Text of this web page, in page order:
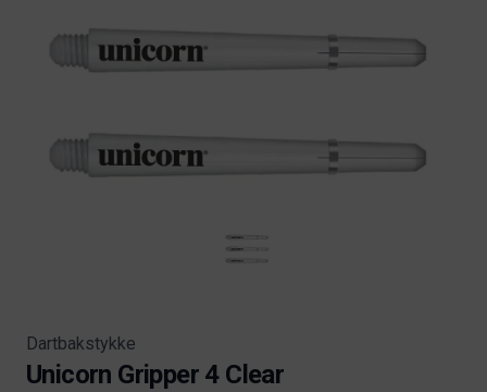
Dartbakstykke
Unicorn Gripper 4 Clear